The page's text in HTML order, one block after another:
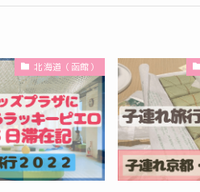
北海道（函館）